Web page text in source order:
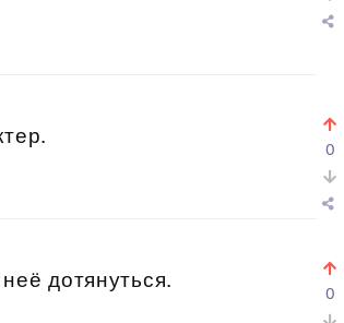
0
дотянуться. 0